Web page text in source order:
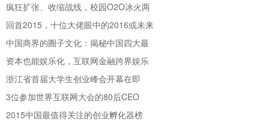
疯狂扩张、收缩战线，校园O2O冰火两
回首2015，十位大佬眼中的2016或未来
中国商界的圈子文化：揭秘中国四大最
资本也能娱乐化，互联网金融跨界娱乐
浙江省首届大学生创业峰会开幕在即
3位参加世界互联网大会的80后CEO
2015中国最值得关注的创业孵化器榜